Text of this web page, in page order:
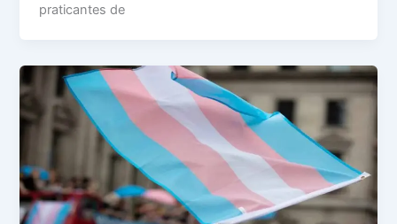
praticantes de